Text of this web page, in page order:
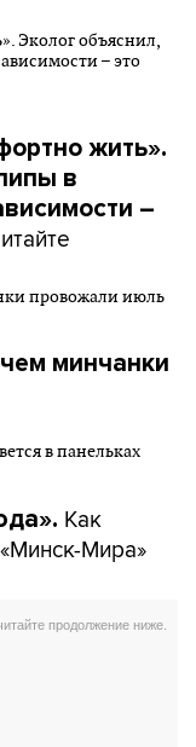
жить».
в
–
минчанки
Как
Мира»